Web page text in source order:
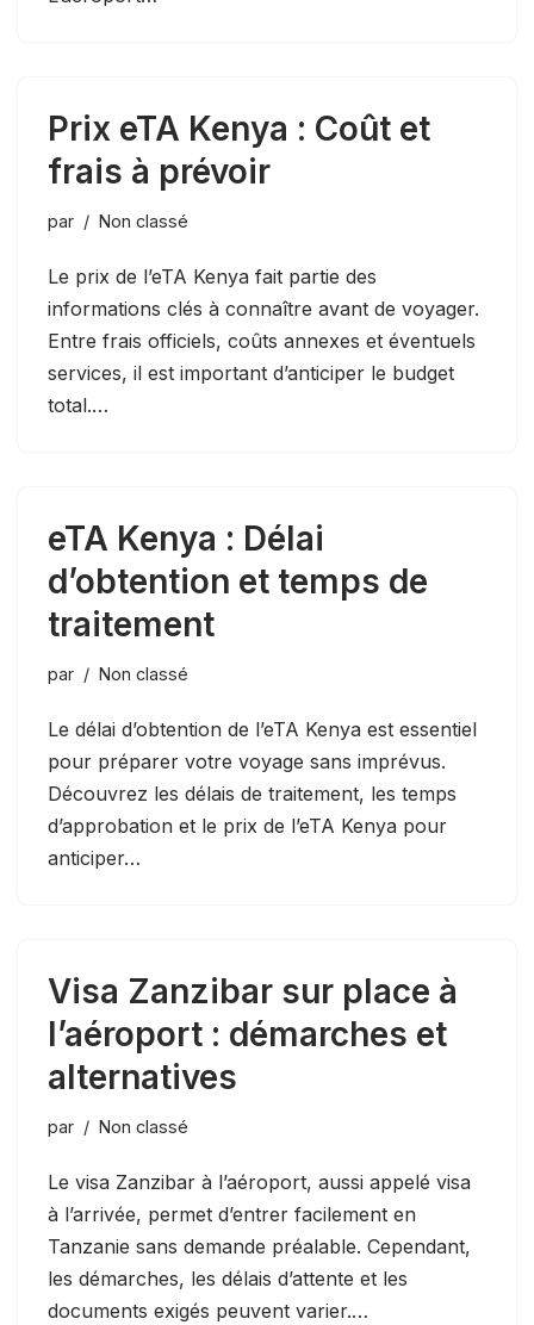
Prix eTA Kenya : Coût et
frais à prévoir
par Non classé
Le prix de l’eTA Kenya fait partie des
informations clés à connaître avant de voyager.
Entre frais officiels, coûts annexes et éventuels
services, il est important d’anticiper le budget
total.…
eTA Kenya : Délai
d’obtention et temps de
traitement
par Non classé
Le délai d’obtention de l’eTA Kenya est essentiel
pour préparer votre voyage sans imprévus.
Découvrez les délais de traitement, les temps
d’approbation et le prix de l’eTA Kenya pour
anticiper…
Visa Zanzibar sur place à
l’aéroport : démarches et
alternatives
par Non classé
Le visa Zanzibar à l’aéroport, aussi appelé visa
à l’arrivée, permet d’entrer facilement en
Tanzanie sans demande préalable. Cependant,
les démarches, les délais d’attente et les
documents exigés peuvent varier.…